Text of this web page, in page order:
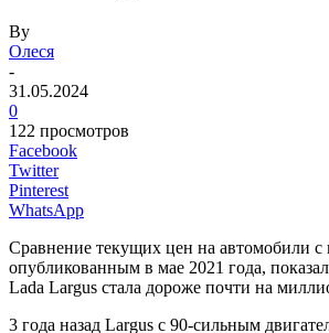
By
Олеся
-
31.05.2024
0
122 просмотров
Facebook
Twitter
Pinterest
WhatsApp
Сравнение текущих цен на автомобили с
опубликованным в мае 2021 года,
Lada Largus стала дороже почти на
3 года назад Largus с 90-сильным